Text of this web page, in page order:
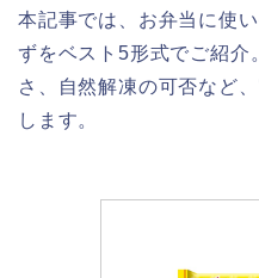
本記事では、お弁当に使
ずをベスト5形式でご紹介
さ、自然解凍の可否など
します。